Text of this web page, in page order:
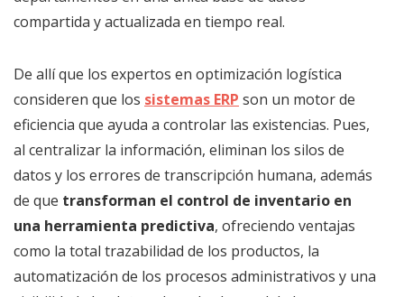
compartida y actualizada en tiempo real.
De allí que los expertos en optimización logística
consideren que los sistemas ERP son un motor de
eficiencia que ayuda a controlar las existencias. Pues,
al centralizar la información, eliminan los silos de
datos y los errores de transcripción humana, además
de que transforman el control de inventario en
una herramienta predictiva, ofreciendo ventajas
como la total trazabilidad de los productos, la
automatización de los procesos administrativos y una